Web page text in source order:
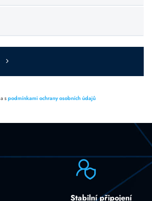
a spodmínkami ochrany osobních údajů
Stabilní připojení